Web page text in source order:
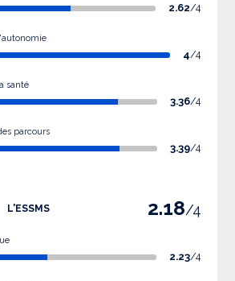
2.62/4
4/4
santé
3.36/4
parcours
3.39/4
L'ESSMS 2.18/4
2.23/4